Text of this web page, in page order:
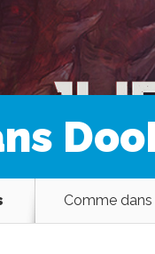
Comme